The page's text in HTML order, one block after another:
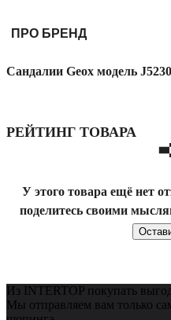
ПРО БРЕНД
Сандалии Geox модель
РЕЙТИНГ ТОВАРА
У этого товара ещё нет
поделитесь своими
Из INTERTOP покупать
Мы отправляем вам только